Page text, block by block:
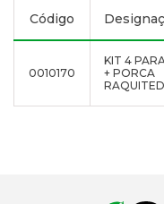
Código
0010170
KIT 4
+ PORCA
RAQUITED